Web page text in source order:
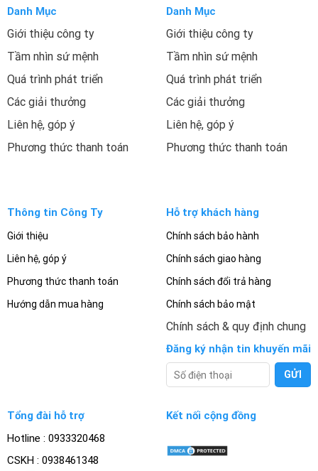
Danh Mục
Giới thiệu công ty
Tầm nhìn sứ mệnh
Quá trình phát triển
Các giải thưởng
Liên hệ, góp ý
Phương thức thanh toán
Danh Mục
Giới thiệu công ty
Tầm nhìn sứ mệnh
Quá trình phát triển
Các giải thưởng
Liên hệ, góp ý
Phương thức thanh toán
Thông tin Công Ty
Giới thiệu
Liên hệ, góp ý
Phương thức thanh toán
Hướng dẫn mua hàng
Hỗ trợ khách hàng
Chính sách bảo hành
Chính sách giao hàng
Chính sách đổi trả hàng
Chính sách bảo mật
Chính sách & quy định chung
Đăng ký nhận tin khuyến mãi
Tổng đài hỗ trợ
Hotline : 0933320468
CSKH : 0938461348
Kết nối cộng đồng